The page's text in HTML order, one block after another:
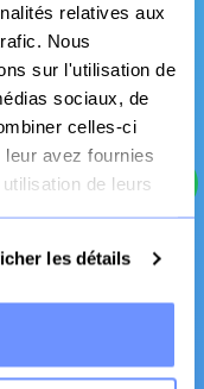
relatives aux
Nous
sur l'utilisation de
sociaux, de
celles-ci
avez fournies
de leurs
les détails